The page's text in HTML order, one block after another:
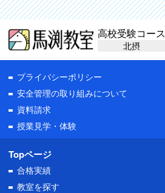
高校受験コース
北摂
プライバシーポリシー
安全管理の取り組みについて
資料請求
授業見学・体験
Topページ
合格実績
教室を探す